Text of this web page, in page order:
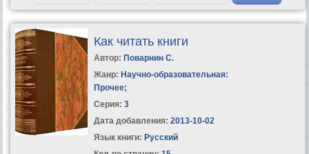
Как читать книги
Автор: Поварнин С.
Жанр: Научно-образовательная:
Прочее;
Серия: 3
Дата добавления: 2013-10-02
Язык книги: Русский